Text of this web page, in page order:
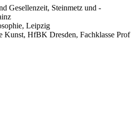
Gesellenzeit, Steinmetz und -
Leipzig
Kunst, HfBK Dresden, Fachklasse Prof